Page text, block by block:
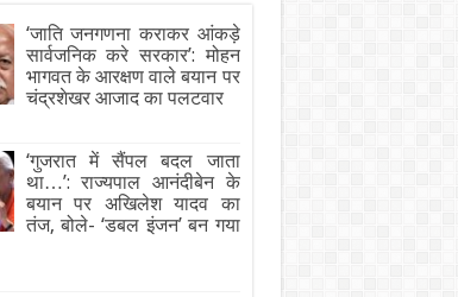
‘जाति जनगणना कराकर आंकड़े
सार्वजनिक करे सरकार’: मोहन
भागवत के आरक्षण वाले बयान पर
चंद्रशेखर आजाद का पलटवार
‘गुजरात में सैंपल बदल जाता
था…’: राज्यपाल आनंदीबेन के
बयान पर अखिलेश यादव का
तंज, बोले- ‘डबल इंजन’ बन गया